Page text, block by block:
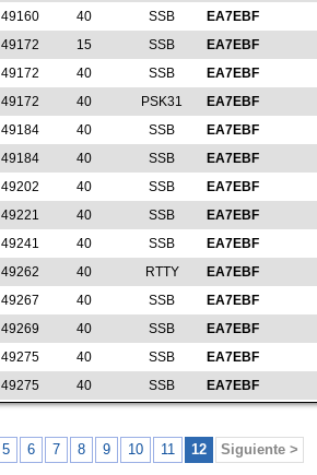
49160 40 SSB EA7EBF
49172 15 SSB EA7EBF
49172 40 SSB EA7EBF
49172 40 PSK31 EA7EBF
49184 40 SSB EA7EBF
49184 40 SSB EA7EBF
49202 40 SSB EA7EBF
49221 40 SSB EA7EBF
49241 40 SSB EA7EBF
49262 40 RTTY EA7EBF
49267 40 SSB EA7EBF
49269 40 SSB EA7EBF
49275 40 SSB EA7EBF
49275 40 SSB EA7EBF
5 6 7 8 9 10 11 12 Siguiente >